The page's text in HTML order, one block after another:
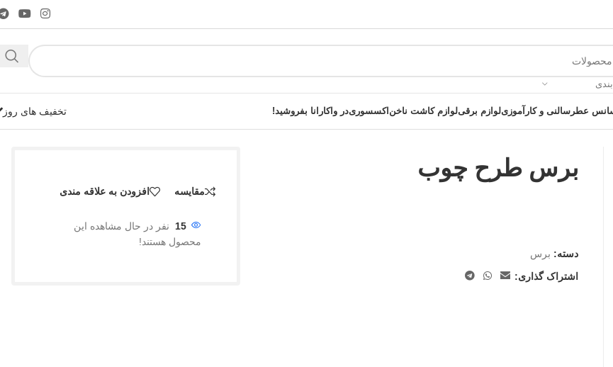
عالی فرصت را از دست ندهید همین امروز از تخفیفات ویژه بهرمند شوید!
عطر سالنی و کارآموزیلوازم برقیلوازم کاشت ناخن اکسسوریدر واکارانا بفروشید!
تخفیف های روز
برس طرح چوب
دسته: برس
اشتراک گذاری:
مقایسه افزودن به علاقه مندی
15
نفر در حال مشاهده این
محصول هستند!